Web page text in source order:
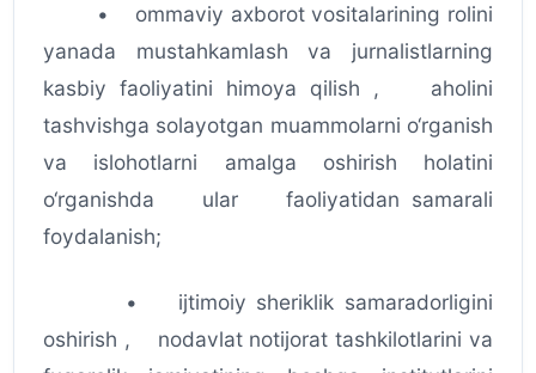
• ommaviy axborot vositalarining rolini
yanada mustahkamlash va jurnalistlarning
kasbiy faoliyatini himoya qilish , aholini
tashvishga solayotgan muammolarni o‘rganish
va islohotlarni amalga oshirish holatini
o‘rganishda ular faoliyatidan samarali
foydalanish;
• ijtimoiy sheriklik samaradorligini
oshirish , nodavlat notijorat tashkilotlarini va